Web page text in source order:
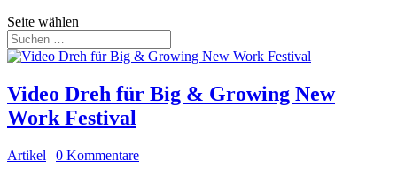
Seite wählen
Video Dreh für Big & Growing New
Work Festival
Artikel | 0 Kommentare